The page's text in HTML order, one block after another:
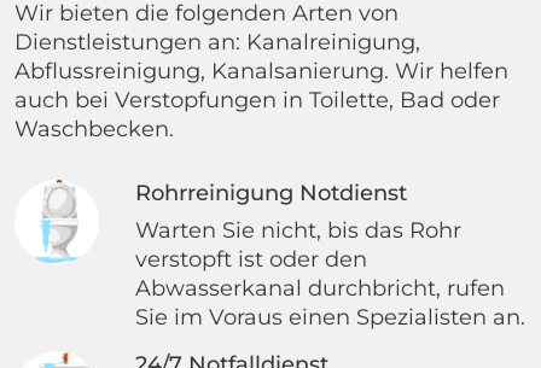
Wir bieten die folgenden Arten von
Dienstleistungen an: Kanalreinigung,
Abflussreinigung, Kanalsanierung. Wir helfen
auch bei Verstopfungen in Toilette, Bad oder
Waschbecken.
Rohrreinigung Notdienst
Warten Sie nicht, bis das Rohr
verstopft ist oder den
Abwasserkanal durchbricht, rufen
Sie im Voraus einen Spezialisten an.